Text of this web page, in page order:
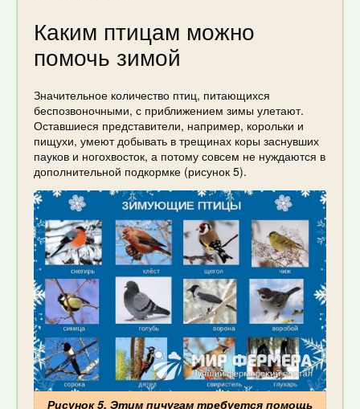
Каким птицам можно
помочь зимой
Значительное количество птиц, питающихся
беспозвоночными, с приближением зимы улетают.
Оставшиеся представители, например, корольки и
пищухи, умеют добывать в трещинах коры заснувших
пауков и ногохвосток, а потому совсем не нуждаются в
дополнительной подкормке (рисунок 5).
Рисунок 5. Этим пичугам требуется помощь